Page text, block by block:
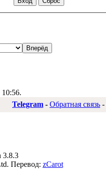
10:56.
Telegram - Обратная связь -
3.8.3
Перевод: zCarot